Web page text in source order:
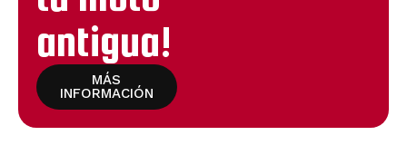
antigua!
MÁS
INFORMACIÓN